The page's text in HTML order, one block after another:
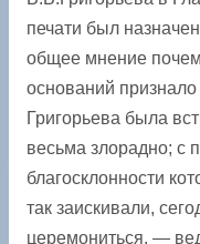
печати был
общее мнение
оснований
Григорьева была
весьма злорадно; с
благосклонности
так заискивали,
церемониться, —